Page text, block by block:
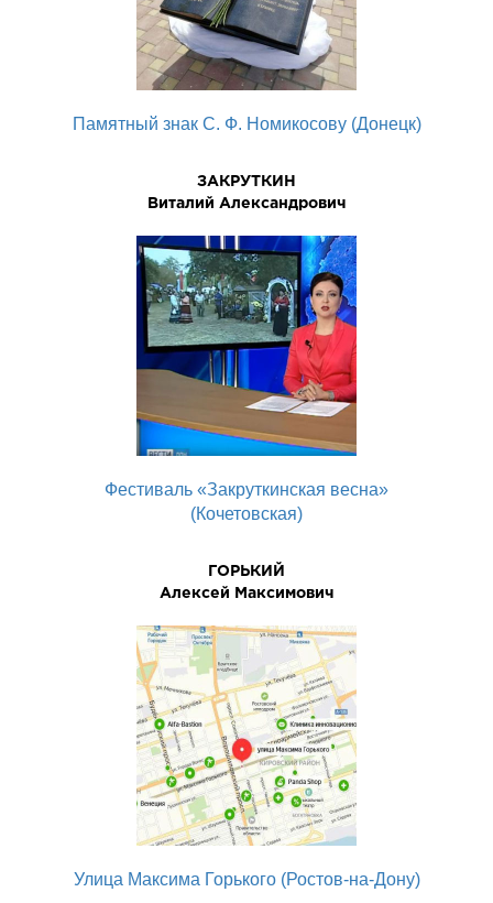
Памятный знак С. Ф. Номикосову (Донецк)
ЗАКРУТКИН
Виталий Александрович
Фестиваль «Закруткинская весна»
(Кочетовская)
ГОРЬКИЙ
Алексей Максимович
Улица Максима Горького (Ростов-на-Дону)